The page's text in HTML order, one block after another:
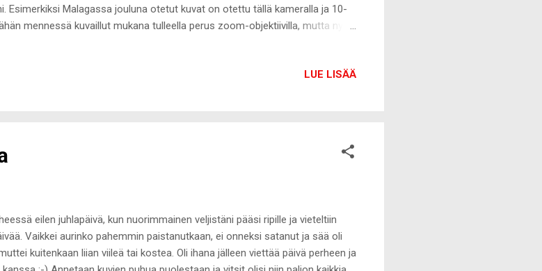
Esimerkiksi Malagassa jouluna otetut kuvat on otettu tällä kameralla ja 10-
mennessä kuvaillut mukana tulleella perus zoom-objektiivilla, mutta nyt
hämärässä, joten päädyin hankkimaan tuollaisen kiinteänkin objektiivin.
LUE LISÄÄ
eilen juhlapäivä, kun nuorimmainen veljistäni pääsi ripille ja vieteltiin
Vaikkei aurinko pahemmin paistanutkaan, ei onneksi satanut ja sää oli
kuitenkaan liian viileä tai kostea. Oli ihana jälleen viettää päivä perheen ja